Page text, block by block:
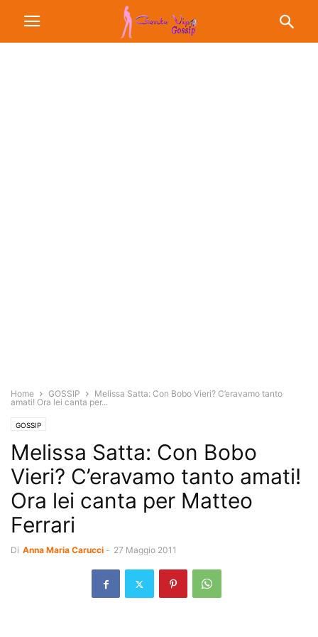
Home GOSSIP
Melissa Satta: Con Bobo Vieri? C’eravamo tanto
amati! Ora lei canta per...
GOSSIP
Melissa Satta: Con Bobo
Vieri? C’eravamo tanto amati!
Ora lei canta per Matteo
Ferrari
Di Anna Maria Carucci - 27 Maggio 2011